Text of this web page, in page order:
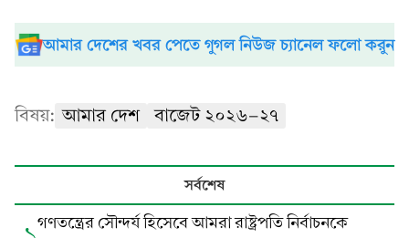
আমার দেশের খবর পেতে গুগল নিউজ চ্যানেল ফলো করুন
বিষয়: আমার দেশ বাজেট ২০২৬-২৭
সর্বশেষ
গণতন্ত্রের সৌন্দর্য হিসেবে আমরা রাষ্ট্রপতি নির্বাচনকে